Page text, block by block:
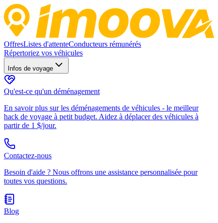
OffresListes d'attenteConducteurs rémunérés
Répertoriez vos véhicules
Infos de voyage
Qu'est-ce qu'un déménagement
En savoir plus sur les déménagements de véhicules - le meilleur
hack de voyage à petit budget. Aidez à déplacer des véhicules à
partir de 1 $/jour.
Contactez-nous
Besoin d'aide ? Nous offrons une assistance personnalisée pour
toutes vos questions.
Blog